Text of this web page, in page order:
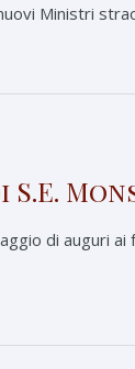
Ministri
di auguri ai